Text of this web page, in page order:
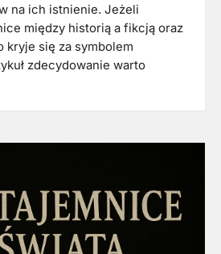
na ich istnienie. Jeżeli
między historią a fikcją oraz
kryje się za symbolem
zdecydowanie warto